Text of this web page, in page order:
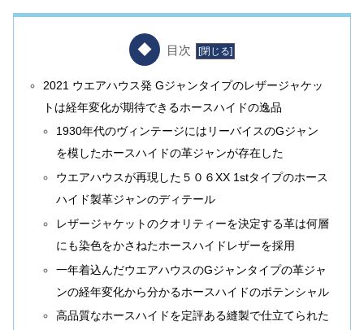
目次
2021 ウエアハウス発 Gジャンタイプのレザージャケッ
トは経年変化が期待できるホースハイドの逸品
1930年代のヴィンテージにはリーバイスのGジャン
を模したホースハイドの革ジャンが存在した
ウエアハウスが再現した５０６XX 1stタイプのホース
ハイド製革ジャンのディテール
レザージャケットのクオリティーを決定する革は何層
にも染色をかさねたホースハイドレザーを採用
一年着込んだウエアハウスのGジャンタイプの革ジャ
ンの経年変化から分かるホースハイドのポテンシャル
高品質なホースハイドを定評ある縫製で仕立てられた